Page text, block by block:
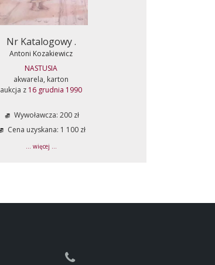
Nr Katalogowy .
Antoni Kozakiewicz
NASTUSIA
akwarela, karton
aukcja z 16 grudnia 1990
Wywoławcza: 200 zł
Cena uzyskana: 1 100 zł
... więcej ...